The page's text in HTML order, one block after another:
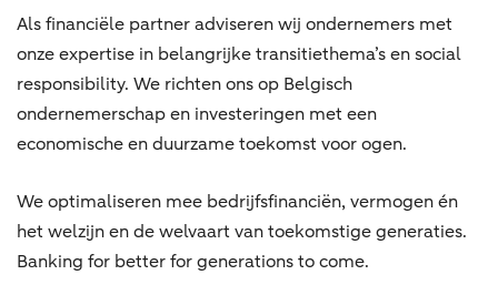
Als financiële partner adviseren wij ondernemers met
onze expertise in belangrijke transitiethema’s en social
responsibility. We richten ons op Belgisch
ondernemerschap en investeringen met een
economische en duurzame toekomst voor ogen.
We optimaliseren mee bedrijfsfinanciën, vermogen én
het welzijn en de welvaart van toekomstige generaties.
Banking for better for generations to come.